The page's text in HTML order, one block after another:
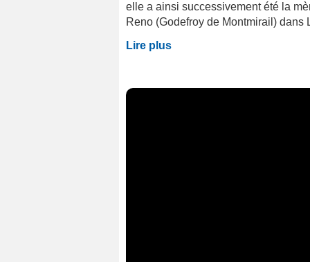
elle a ainsi successivement été la
Reno (Godefroy de Montmirail)
Lire plus